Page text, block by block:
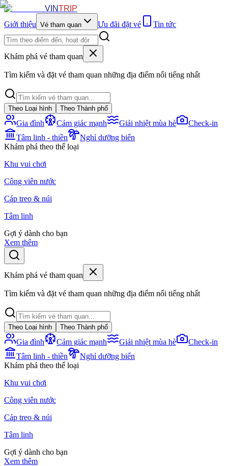
VINTRIP
Giới thiệu Vé tham quan Ưu đãi đặt vé Tin tức
Khám phá vé tham quan
Tìm kiếm và đặt vé tham quan những địa điểm nổi tiếng nhất
Theo Loại hình Theo Thành phố
Gia đình Cảm giác mạnh Giải nhiệt mùa hè
Check-in
Tâm linh - thiền
Nghỉ dưỡng biển
Khám phá theo thể loại
Khu vui chơi
Công viên nước
Cáp treo & núi
Tâm linh
Gợi ý dành cho bạn
Xem thêm
Khám phá vé tham quan
Tìm kiếm và đặt vé tham quan những địa điểm nổi tiếng nhất
Theo Loại hình Theo Thành phố
Gia đình Cảm giác mạnh Giải nhiệt mùa hè
Check-in
Tâm linh - thiền
Nghỉ dưỡng biển
Khám phá theo thể loại
Khu vui chơi
Công viên nước
Cáp treo & núi
Tâm linh
Gợi ý dành cho bạn
Xem thêm